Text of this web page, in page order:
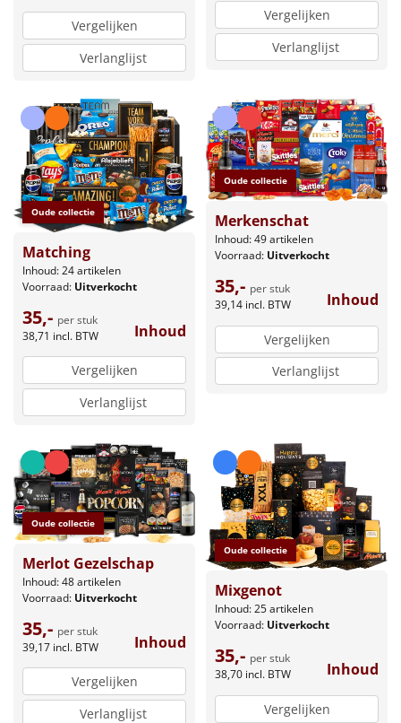
Vergelijken
Verlanglijst
Vergelijken
Verlanglijst
Oude collectie
Matching
Inhoud: 24 artikelen
Voorraad: Uitverkocht
35,- per stuk
38,71 incl. BTW Inhoud
Vergelijken
Verlanglijst
Oude collectie
Merkenschat
Inhoud: 49 artikelen
Voorraad: Uitverkocht
35,- per stuk
39,14 incl. BTW Inhoud
Vergelijken
Verlanglijst
Oude collectie
Merlot Gezelschap
Inhoud: 48 artikelen
Voorraad: Uitverkocht
35,- per stuk
39,17 incl. BTW Inhoud
Vergelijken
Verlanglijst
Oude collectie
Mixgenot
Inhoud: 25 artikelen
Voorraad: Uitverkocht
35,- per stuk
38,70 incl. BTW Inhoud
Vergelijken